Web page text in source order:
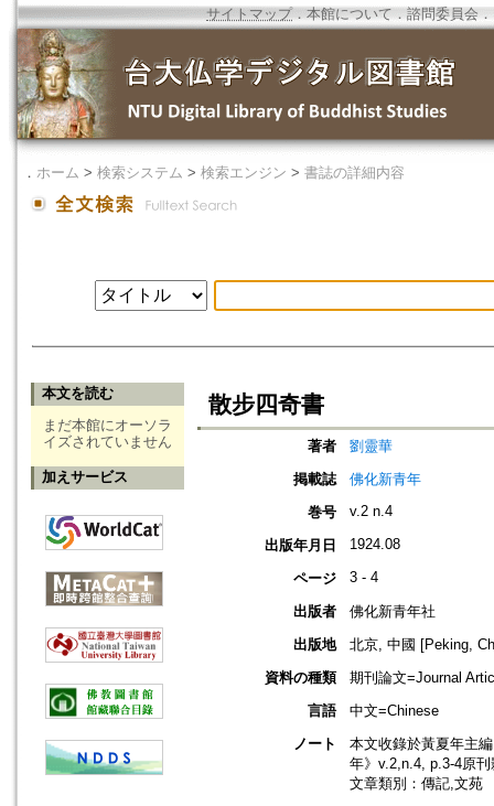
サイトマップ．本館について ． 諮問委員会 ．
． ホーム > 検索システム > 検索エンジン > 書誌の詳細内容
本文を読む
まだ本館にオーソラ
イズされていません
加えサービス
散步四奇書
著者
劉靈華
掲載誌
佛化新青年
巻号
v.2 n.4
出版年月日 1924.08
ページ 3 - 4
出版者
佛化新青年社
出版地
北京, 中國 [Peking,
資料の種類
期刊論文=Journal
言語
中文=Chinese
ノート
本文收錄於黃夏年主
年》v.2,n.4, p.3-4原刊
文章類別：傳記,文苑